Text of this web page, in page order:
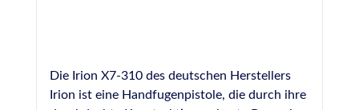
Die Irion X7-310 des deutschen Herstellers
Irion ist eine Handfugenpistole, die durch ihre